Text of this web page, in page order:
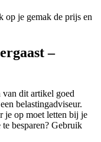
je gemak de prijs en
–
van dit artikel goed
belastingadviseur.
je op moet letten bij je
besparen? Gebruik